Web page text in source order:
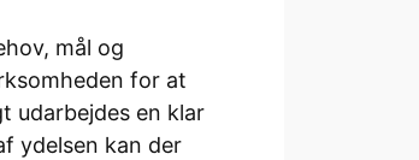
mål og
for at
udarbejdes en klar
ydelsen kan der